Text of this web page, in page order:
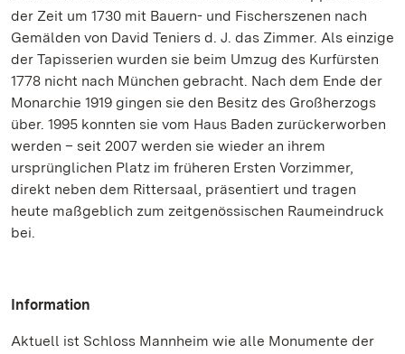
der Zeit um 1730 mit Bauern- und Fischerszenen nach
Gemälden von David Teniers d. J. das Zimmer. Als einzige
der Tapisserien wurden sie beim Umzug des Kurfürsten
1778 nicht nach München gebracht. Nach dem Ende der
Monarchie 1919 gingen sie den Besitz des Großherzogs
über. 1995 konnten sie vom Haus Baden zurückerworben
werden – seit 2007 werden sie wieder an ihrem
ursprünglichen Platz im früheren Ersten Vorzimmer,
direkt neben dem Rittersaal, präsentiert und tragen
heute maßgeblich zum zeitgenössischen Raumeindruck
bei.
Information
Aktuell ist Schloss Mannheim wie alle Monumente der